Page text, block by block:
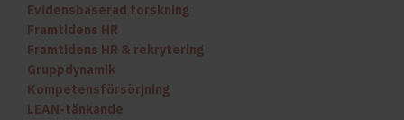
Evidensbaserad forskning
Framtidens HR
Framtidens HR & rekrytering
Gruppdynamik
Kompetensförsörjning
LEAN-tänkande